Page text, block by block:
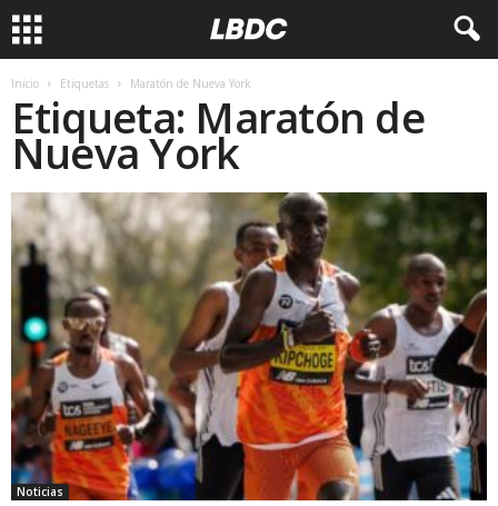
Inicio Etiquetas Maratón de Nueva York
Etiqueta: Maratón de
Nueva York
Noticias